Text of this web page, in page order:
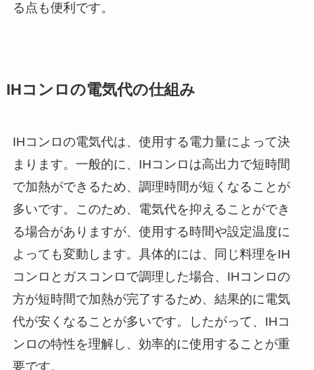
る点も便利です。
IHコンロの電気代の仕組み
IHコンロの電気代は、使用する電力量によって決
まります。一般的に、IHコンロは高出力で短時間
で加熱ができるため、調理時間が短くなることが
多いです。このため、電気代を抑えることができ
る場合がありますが、使用する時間や設定温度に
よっても変動します。具体的には、同じ料理をIH
コンロとガスコンロで調理した場合、IHコンロの
方が短時間で加熱が完了するため、結果的に電気
代が安くなることが多いです。したがって、IHコ
ンロの特性を理解し、効率的に使用することが重
要です。